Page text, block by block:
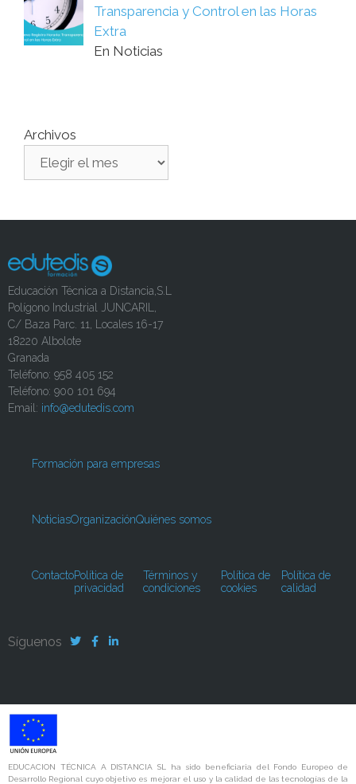
Transparencia y Control en las Horas
Extra
En Noticias
Archivos
Educación Técnica a Distancia,S.L
Polígono Industrial JUNCARIL,
C/ Baza Parc. 11, Locales 16-17
18220 Albolote
Granada
Teléfono: 958 405 152
Teléfono: 900 101 694
Email: info@edutedis.com
Formación para empresas
NoticiasOrganizaciónQuiénes somos
ContactoPolítica de
privacidad
Términos y
condiciones
Política de
cookies
Política de
calidad
Síguenos
EDUCACION TÉCNICA A DISTANCIA SL ha sido beneficiaria del Fondo Europeo de
Desarrollo Regional cuyo objetivo es mejorar el uso y la calidad de las tecnologías de la